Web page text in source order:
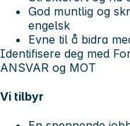
God muntlig og
engelsk
Evne til å bidra
Identifisere deg med
ANSVAR og MOT
Vi tilbyr